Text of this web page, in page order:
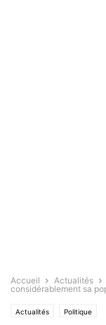
Accueil Actualités
considérablement sa
Actualités Politique